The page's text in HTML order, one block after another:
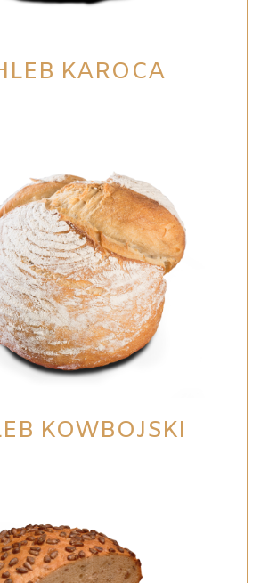
KAROCA
KOWBOJSKI